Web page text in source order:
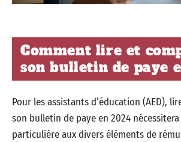
Comment lire et
son bulletin de paye
Pour les assistants d’éducation (AED),
son bulletin de paye en 2024
particulière aux divers éléments de